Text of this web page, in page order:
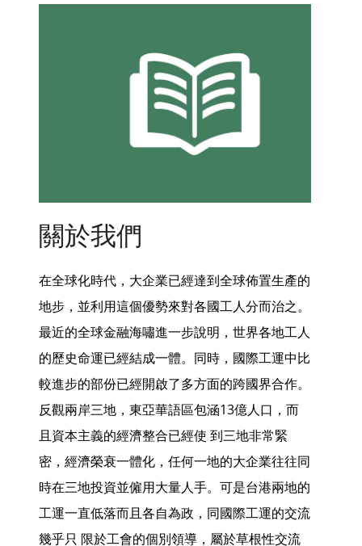
關於我們
在全球化時代，大企業已經達到全球佈置生產的
地步，並利用這個優勢來對各國工人分而治之。
最近的全球金融海嘯進一步說明，世界各地工人
的歷史命運已經結成一體。同時，國際工運中比
較進步的部份已經開啟了多方面的跨國界合作。
反觀兩岸三地，東亞華語區包涵13億人口，而
且資本主義的經濟整合已經使 到三地非常緊
密，經濟榮衰一體化，任何一地的大企業往往同
時在三地投資並僱用大量人手。可是台港兩地的
工運一直低落而且各自為政，同國際工運的交流
幾乎只 限於工會的個別領導，屬於草根性交流